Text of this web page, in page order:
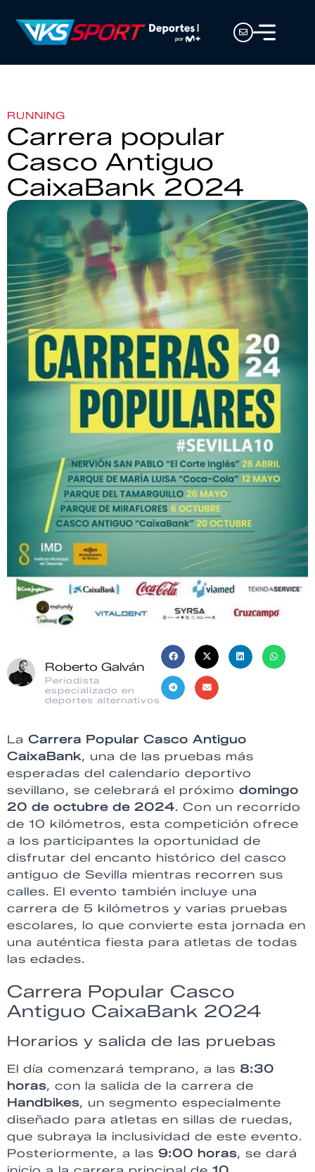
RUNNING
Carrera popular
Casco Antiguo
CaixaBank 2024
Roberto Galván
Periodista
especializado en
deportes alternativos
La Carrera Popular Casco Antiguo
CaixaBank, una de las pruebas más
esperadas del calendario deportivo
sevillano, se celebrará el próximo domingo
20 de octubre de 2024. Con un recorrido
de 10 kilómetros, esta competición ofrece
a los participantes la oportunidad de
disfrutar del encanto histórico del casco
antiguo de Sevilla mientras recorren sus
calles. El evento también incluye una
carrera de 5 kilómetros y varias pruebas
escolares, lo que convierte esta jornada en
una auténtica fiesta para atletas de todas
las edades.
Carrera Popular Casco
Antiguo CaixaBank 2024
Horarios y salida de las pruebas
El día comenzará temprano, a las 8:30
horas, con la salida de la carrera de
Handbikes, un segmento especialmente
diseñado para atletas en sillas de ruedas,
que subraya la inclusividad de este evento.
Posteriormente, a las 9:00 horas, se dará